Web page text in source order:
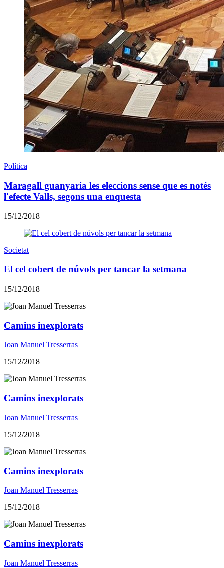
Política
Maragall guanyaria les eleccions sense que es notés
l'efecte Valls, segons una enquesta
15/12/2018
Societat
El cel cobert de núvols per tancar la setmana
15/12/2018
Camins inexplorats
Joan Manuel Tresserras
15/12/2018
Camins inexplorats
Joan Manuel Tresserras
15/12/2018
Camins inexplorats
Joan Manuel Tresserras
15/12/2018
Camins inexplorats
Joan Manuel Tresserras